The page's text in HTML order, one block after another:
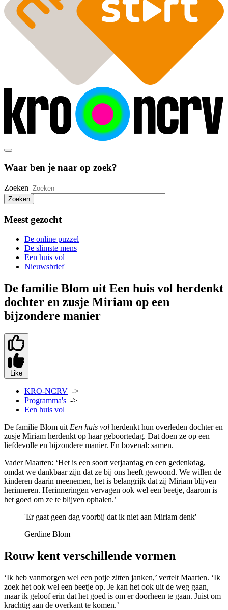
Waar ben je naar op zoek?
Zoeken
Zoeken
Meest gezocht
De online puzzel
De slimste mens
Een huis vol
Nieuwsbrief
De familie Blom uit Een huis vol herdenkt
dochter en zusje Miriam op een
bijzondere manier
Like
KRO-NCRV ->
Programma's ->
Een huis vol
De familie Blom uit Een huis vol herdenkt hun overleden dochter en
zusje Miriam herdenkt op haar geboortedag. Dat doen ze op een
liefdevolle en bijzondere manier. En bovenal: samen.
Vader Maarten: ‘Het is een soort verjaardag en een gedenkdag,
omdat we dankbaar zijn dat ze bij ons heeft gewoond. We willen de
kinderen daarin meenemen, het is belangrijk dat zij Miriam blijven
herinneren. Herinneringen vervagen ook wel een beetje, daarom is
het goed om ze te blijven ophalen.’
'Er gaat geen dag voorbij dat ik niet aan Miriam denk'
Gerdine Blom
Rouw kent verschillende vormen
‘Ik heb vanmorgen wel een potje zitten janken,’ vertelt Maarten. ‘Ik
zoek het ook wel een beetje op. Je kan het ook uit de weg gaan,
maar ik geloof erin dat het goed is om er doorheen te gaan. Juist om
krachtig aan de overkant te komen.’